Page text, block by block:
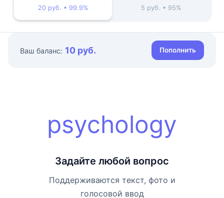
20 руб. • 99.9% 5 руб. • 95%
Ваш баланс: 10 руб. Пополнить
psychology
Задайте любой вопрос
Поддерживаются текст, фото и
голосовой ввод